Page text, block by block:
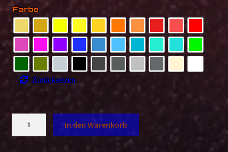
Farbe
Zurücksetzen
In den Warenkorb